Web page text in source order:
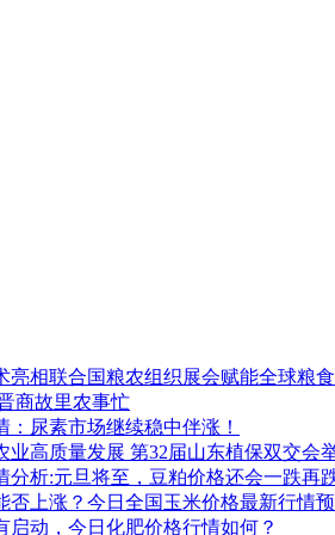
亮相联合国粮农组织展会赋能全球粮
商故里农事忙
：尿素市场继续稳中伴涨！
业高质量发展 第32届山东植保双交会
分析:元旦将至，豆粕价格还会一跌再
否上涨？今日全国玉米价格最新行情预
启动，今日化肥价格行情如何？